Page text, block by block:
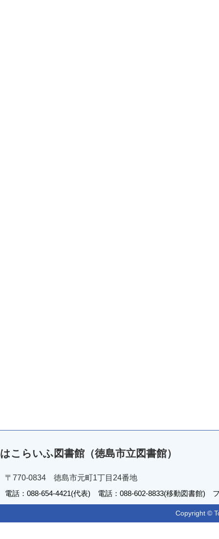
はこらいふ図書館（徳島市立図書館）
〒770-0834 徳島市元町1丁目24番地
電話：088-654-4421(代表) 電話：088-602-8833(移動図書館)
Copyright ©